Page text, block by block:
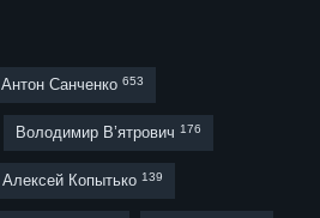
Антон Санченко 653
Володимир В’ятрович 176
Алексей Копытько 139